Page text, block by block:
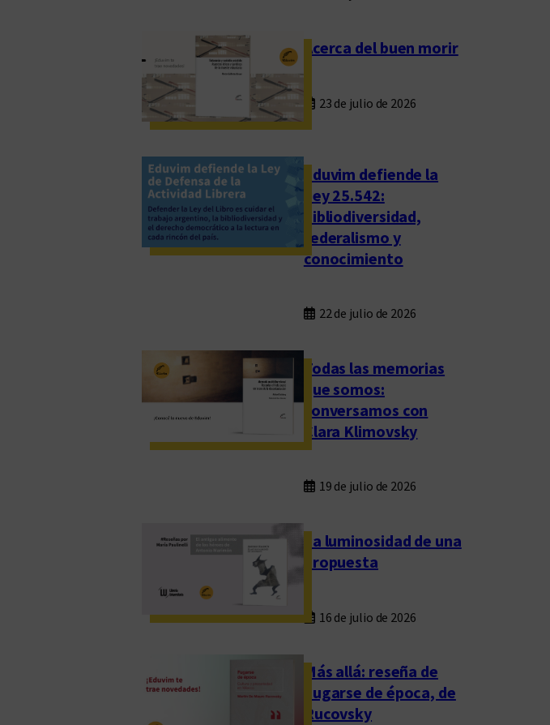
Acerca del buen morir
23 de julio de 2026
Eduvim defiende la
Ley 25.542:
bibliodiversidad,
federalismo y
conocimiento
22 de julio de 2026
Todas las memorias
que somos:
conversamos con
Clara Klimovsky
19 de julio de 2026
La luminosidad de una
propuesta
16 de julio de 2026
Más allá: reseña de
Fugarse de época, de
Rucovsky